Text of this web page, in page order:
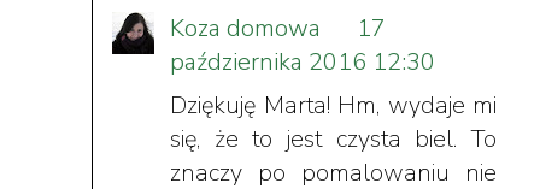
Koza domowa
17
października 2016 12:30
Dziękuję Marta! Hm, wydaje mi
się, że to jest czysta biel. To
znaczy po pomalowaniu nie